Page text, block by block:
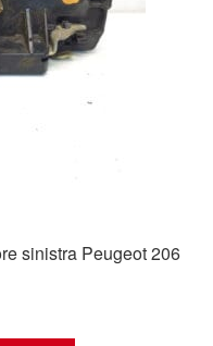
sinistra Peugeot 206